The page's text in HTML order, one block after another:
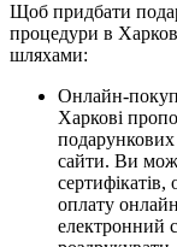
Щоб придбати
процедури в
шляхами:
Онлайн-
Харкові
подарункових
сайти. Ви
оплату
електронний